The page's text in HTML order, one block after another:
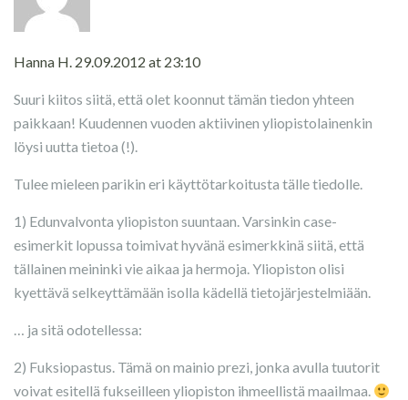
Hanna H. 29.09.2012 at 23:10
Suuri kiitos siitä, että olet koonnut tämän tiedon yhteen
paikkaan! Kuudennen vuoden aktiivinen yliopistolainenkin
löysi uutta tietoa (!).
Tulee mieleen parikin eri käyttötarkoitusta tälle tiedolle.
1) Edunvalvonta yliopiston suuntaan. Varsinkin case-
esimerkit lopussa toimivat hyvänä esimerkkinä siitä, että
tällainen meininki vie aikaa ja hermoja. Yliopiston olisi
kyettävä selkeyttämään isolla kädellä tietojärjestelmiään.
… ja sitä odotellessa:
2) Fuksiopastus. Tämä on mainio prezi, jonka avulla tuutorit
voivat esitellä fukseilleen yliopiston ihmeellistä maailmaa.